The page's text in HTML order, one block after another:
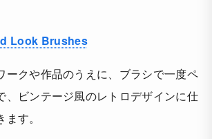
Look Brushes
ークや作品のうえに、ブラシで一度ペ
、ビンテージ風のレトロデザインに仕
す。